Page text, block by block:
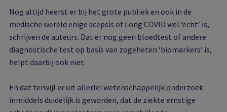
Nog altijd heerst er bij het grote publiek en ook in de
medische wereld enige scepsis of Long COVID wel ‘echt’ is,
schrijven de auteurs. Dat er nog geen bloedtest of andere
diagnostische test op basis van zogeheten ‘biomarkers’ is,
helpt daarbij ook niet.
En dat terwijl er uit allerlei wetenschappelijk onderzoek
inmiddels duidelijk is geworden, dat de ziekte ernstige